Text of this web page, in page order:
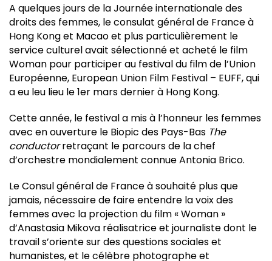
A quelques jours de la Journée internationale des
droits des femmes, le consulat général de France à
Hong Kong et Macao et plus particulièrement le
service culturel avait sélectionné et acheté le film
Woman pour participer au festival du film de l’Union
Européenne, European Union Film Festival – EUFF, qui
a eu leu lieu le 1er mars dernier à Hong Kong.
Cette année, le festival a mis à l’honneur les femmes
avec en ouverture le Biopic des Pays-Bas The
conductorretraçant le parcours de la chef
d’orchestre mondialement connue Antonia Brico.
Le Consul général de France à souhaité plus que
jamais, nécessaire de faire entendre la voix des
femmes avec la projection du film « Woman »
d’Anastasia Mikova réalisatrice et journaliste dont le
travail s’oriente sur des questions sociales et
humanistes, et le célèbre photographe et